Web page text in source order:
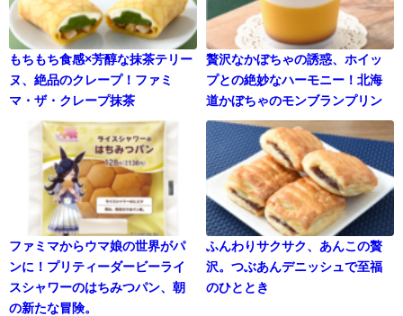
もちもち食感×芳醇な抹茶テリー
ヌ、絶品のクレープ！ファミ
マ・ザ・クレープ抹茶
贅沢なかぼちゃの誘惑、ホイッ
プとの絶妙なハーモニー！北海
道かぼちゃのモンブランプリン
ファミマからウマ娘の世界がパ
ンに！プリティーダービーライ
スシャワーのはちみつパン、朝
の新たな冒険。
ふんわりサクサク、あんこの贅
沢。つぶあんデニッシュで至福
のひととき